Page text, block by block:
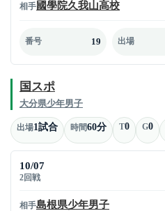
相手國學院久我山高校
番号 19 出場
国スポ
大分県少年男子
出場1試合 時間60分 T0 G0
10/07
2回戦
相手島根県少年男子